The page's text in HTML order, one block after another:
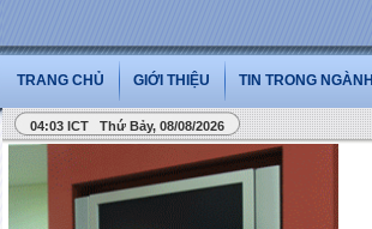
TRANG CHỦ GIỚI THIỆU TIN TRONG NGÀNH
04:03 ICT Thứ Bảy, 08/08/2026